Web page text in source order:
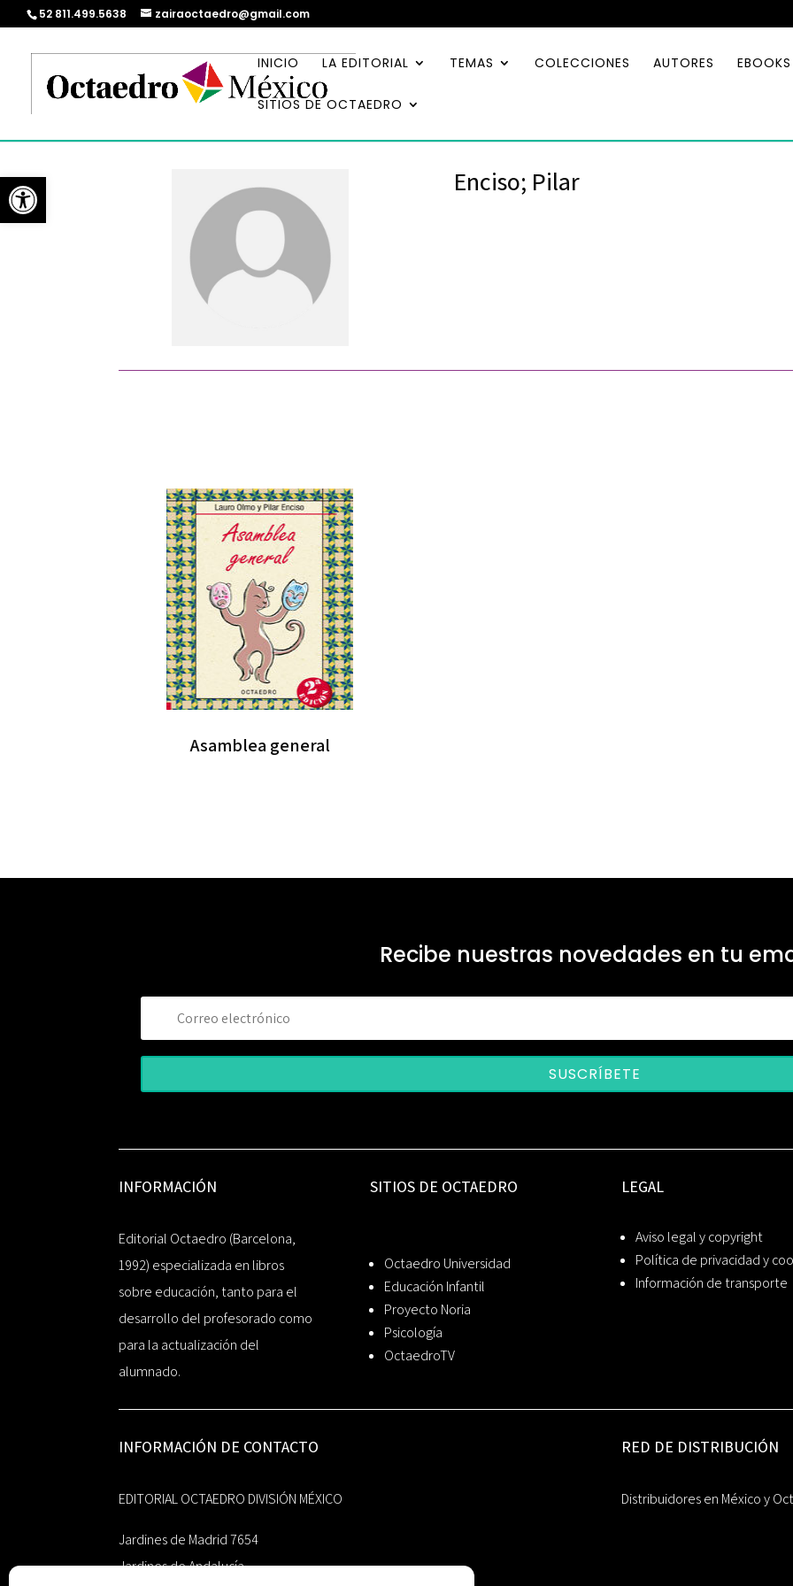
Abrir barra de herramientas
52 811.499.5638 zairaoctaedro@gmail.com
INICIO LA EDITORIAL TEMAS COLECCIONES AUTORES EBOOKS
SITIOS DE OCTAEDRO
Enciso; Pilar
Asamblea general
Recibe nuestras novedades en tu
SUSCRÍBETE
INFORMACIÓN
Editorial Octaedro (Barcelona,
1992) especializada en libros
sobre educación, tanto para el
desarrollo del profesorado como
para la actualización del
alumnado.
SITIOS DE OCTAEDRO
Octaedro Universidad
Educación Infantil
Proyecto Noria
Psicología
OctaedroTV
LEGAL
Aviso legal y copyright
Política de privacidad y
Información de transporte
INFORMACIÓN DE CONTACTO
EDITORIAL OCTAEDRO DIVISIÓN MÉXICO
Jardines de Madrid 7654
Jardines de Andalucía
RED DE DISTRIBUCIÓN
Distribuidores en México y